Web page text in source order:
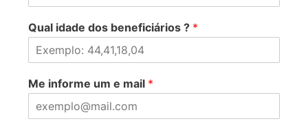
Qual idade dos beneficiários ? *
Me informe um e mail *